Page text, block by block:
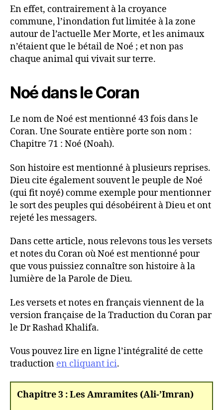
En effet, contrairement à la croyance
commune, l’inondation fut limitée à la zone
autour de l’actuelle Mer Morte, et les animaux
n’étaient que le bétail de Noé ; et non pas
chaque animal qui vivait sur terre.
Noé dans le Coran
Le nom de Noé est mentionné 43 fois dans le
Coran. Une Sourate entière porte son nom :
Chapitre 71 : Noé (Noah).
Son histoire est mentionné à plusieurs reprises.
Dieu cite également souvent le peuple de Noé
(qui fit noyé) comme exemple pour mentionner
le sort des peuples qui désobéirent à Dieu et ont
rejeté les messagers.
Dans cette article, nous relevons tous les versets
et notes du Coran où Noé est mentionné pour
que vous puissiez connaître son histoire à la
lumière de la Parole de Dieu.
Les versets et notes en français viennent de la
version française de la Traduction du Coran par
le Dr Rashad Khalifa.
Vous pouvez lire en ligne l’intégralité de cette
traduction en cliquant ici.
Chapitre 3 : Les Amramites (Ali-’Imran)